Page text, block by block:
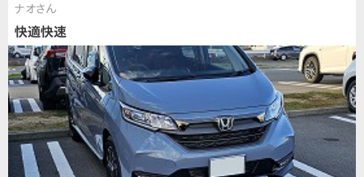
ナオさん
快適快速